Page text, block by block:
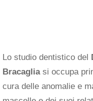
Lo studio dentistico del
Bracagliasi occupa
cura delle anomalie e